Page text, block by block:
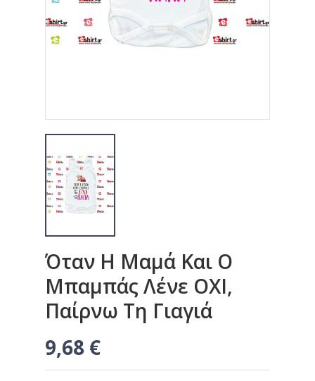
Όταν Η Μαμά Και Ο
Μπαμπάς Λένε ΟΧΙ,
Παίρνω Τη Γιαγιά
9,68 €